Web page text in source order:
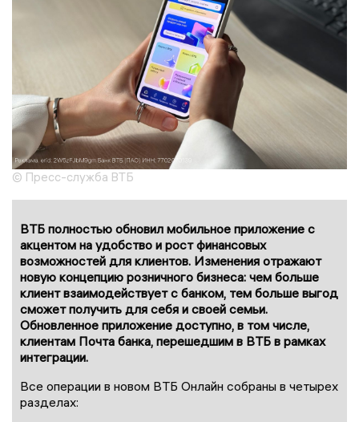
© Пресс-служба ВТБ
ВТБ полностью обновил мобильное приложение с
акцентом на удобство и рост финансовых
возможностей для клиентов. Изменения отражают
новую концепцию розничного бизнеса: чем больше
клиент взаимодействует с банком, тем больше выгод
сможет получить для себя и своей семьи.
Обновленное приложение доступно, в том числе,
клиентам Почта банка, перешедшим в ВТБ в рамках
интеграции.
Все операции в новом ВТБ Онлайн собраны в четырех
разделах: